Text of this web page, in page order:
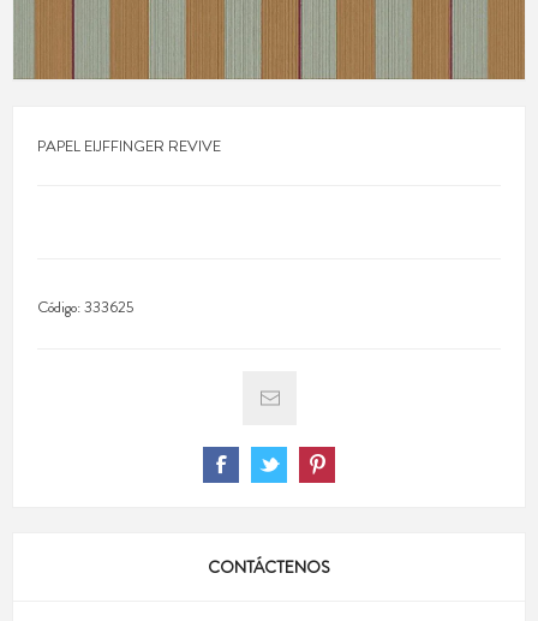
PAPEL EIJFFINGER REVIVE
Código:333625
CONTÁCTENOS